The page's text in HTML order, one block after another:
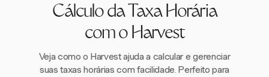
Cálculo da Taxa Horária
com o Harvest
Veja como o Harvest ajuda a calcular e gerenciar
suas taxas horárias com facilidade. Perfeito para